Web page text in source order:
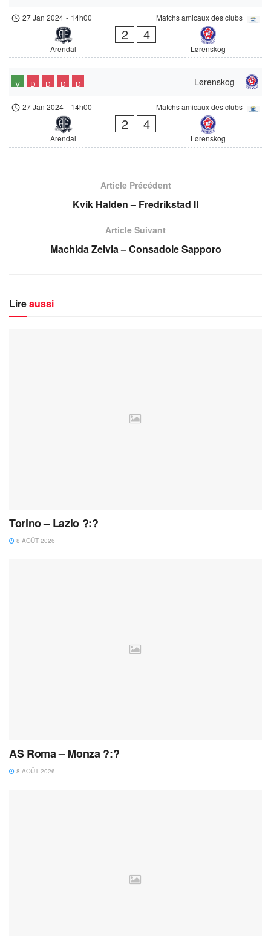
Matchs amicaux des clubs
27 Jan 2024 - 14h00
Arendal
2 4
Lørenskog
Lørenskog
V D D D D
Matchs amicaux des clubs
27 Jan 2024 - 14h00
Arendal
2 4
Lørenskog
Article Précédent
Kvik Halden – Fredrikstad II
Article Suivant
Machida Zelvia – Consadole Sapporo
Lireaussi
Torino – Lazio ?:?
8 AOÛT 2026
AS Roma – Monza ?:?
8 AOÛT 2026